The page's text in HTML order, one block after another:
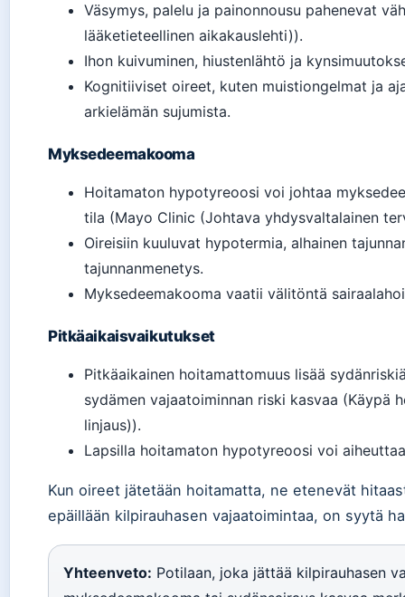
Väsymys, palelu ja painonnousu pahenevat
lääketieteellinen aikakauslehti)).
Ihon kuivuminen, hiustenlähtö ja
Kognitiiviset oireet, kuten muistiongelmat ja
arkielämän sujumista.
Myksedeemakooma
Hoitamaton hypotyreoosi voi johtaa
tila (Mayo Clinic (Johtava yhdysvaltalainen
Oireisiin kuuluvat hypotermia, alhainen
tajunnanmenetys.
Myksedeemakooma vaatii välitöntä
Pitkäaikaisvaikutukset
Pitkäaikainen hoitamattomuus lisää
sydämen vajaatoiminnan riski kasvaa (Käypä
linjaus)).
Lapsilla hoitamaton hypotyreoosi voi
Kun oireet jätetään hoitamatta, ne etenevät
epäillään kilpirauhasen vajaatoimintaa, on syytä
Yhteenveto: Potilaan, joka jättää kilpirauhasen